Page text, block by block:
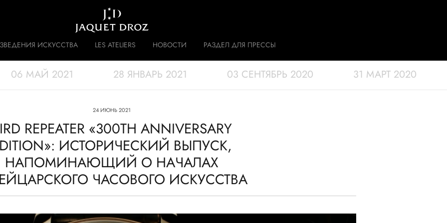
A DISRUPTIVE LEGACY ИСТОРИЯ
ИСКУССТВА LES ATELIERS НОВОСТИ РАЗДЕЛ ДЛЯ ПРЕССЫ
06 МАЙ 2021 28 ЯНВАРЬ 2021 03 СЕНТЯБРЬ 2020 31 МАРТ 2020
24 ИЮНЬ 2021
REPEATER «300TH ANNIVERSARY
ИСТОРИЧЕСКИЙ ВЫПУСК,
НАПОМИНАЮЩИЙ О НАЧАЛАХ
ЧАСОВОГО ИСКУССТВА